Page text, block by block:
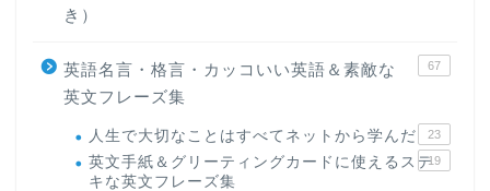
き）
英語名言・格言・カッコいい英語＆素敵な
英文フレーズ集
67
人生で大切なことはすべてネットから学んだ 23
英文手紙＆グリーティングカードに使えるステ
キな英文フレーズ集
19